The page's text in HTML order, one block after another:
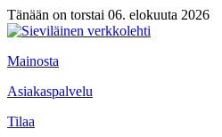
Tänään on torstai 06. elokuuta 2026
Mainosta
Asiakaspalvelu
Tilaa